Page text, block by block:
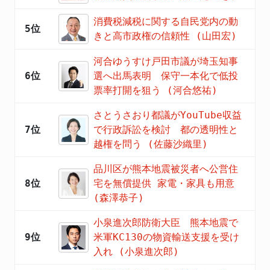
5位
消費税減税に関する自民党内の動
きと高市政権の信頼性 (山田宏)
6位
河合ゆうすけ戸田市議が埼玉知事
選へ出馬表明 保守一本化で低投
票率打開を狙う (河合悠祐)
7位
さとうさおり都議がYouTube収益
で行政訴訟を検討 都の透明性と
越権を問う (佐藤沙織里)
8位
品川区が熊本地震被災者へ公営住
宅を無償提供 家電・家具も用意
(森澤恭子)
9位
小泉進次郎防衛大臣 熊本地震で
米軍KC130の物資輸送支援を受け
入れ (小泉進次郎)